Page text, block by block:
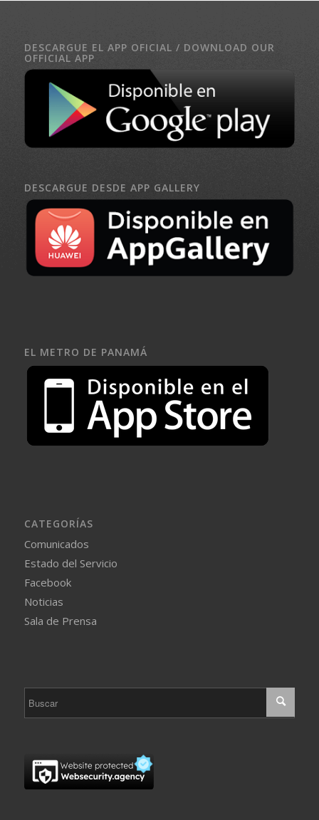
DESCARGUE EL APP OFICIAL / DOWNLOAD OUR
OFFICIAL APP
DESCARGUE DESDE APP GALLERY
EL METRO DE PANAMÁ
CATEGORÍAS
Comunicados
Estado del Servicio
Facebook
Noticias
Sala de Prensa